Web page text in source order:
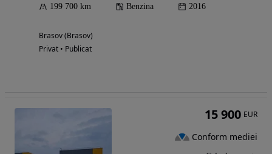
199 700 km Benzina 2016
Brasov (Brasov)
Privat • Publicat
15 900 EUR
Conform mediei